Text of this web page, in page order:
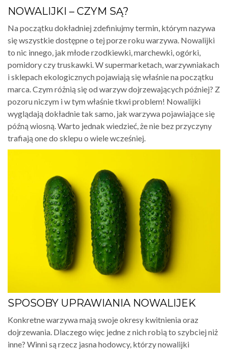
NOWALIJKI – CZYM SĄ?
Na początku dokładniej zdefiniujmy termin, którym nazywa
się wszystkie dostępne o tej porze roku warzywa. Nowalijki
to nic innego, jak młode rzodkiewki, marchewki, ogórki,
pomidory czy truskawki. W supermarketach, warzywniakach
i sklepach ekologicznych pojawiają się właśnie na początku
marca. Czym różnią się od warzyw dojrzewających później? Z
pozoru niczym i w tym właśnie tkwi problem! Nowalijki
wyglądają dokładnie tak samo, jak warzywa pojawiające się
późną wiosną. Warto jednak wiedzieć, że nie bez przyczyny
trafiają one do sklepu o wiele wcześniej.
SPOSOBY UPRAWIANIA NOWALIJEK
Konkretne warzywa mają swoje okresy kwitnienia oraz
dojrzewania. Dlaczego więc jedne z nich robią to szybciej niż
inne? Winni są rzecz jasna hodowcy, którzy nowalijki